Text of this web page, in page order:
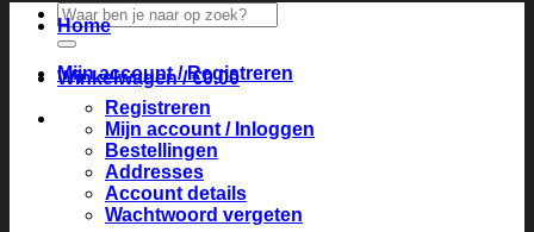
Zoeken
naar:
Winkelwagen /€0.00
Home
Mijn account / Registreren
Registreren
Mijn account / Inloggen
Bestellingen
Addresses
Account details
Wachtwoord vergeten